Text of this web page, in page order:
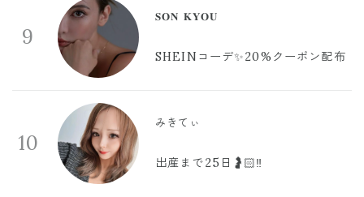
9
𝐒𝐎𝐍 𝐊𝐘𝐎𝐔
SHEINコーデ✨20%クーポン配布
10
みきてぃ
出産まで25日🤰🏻‼️